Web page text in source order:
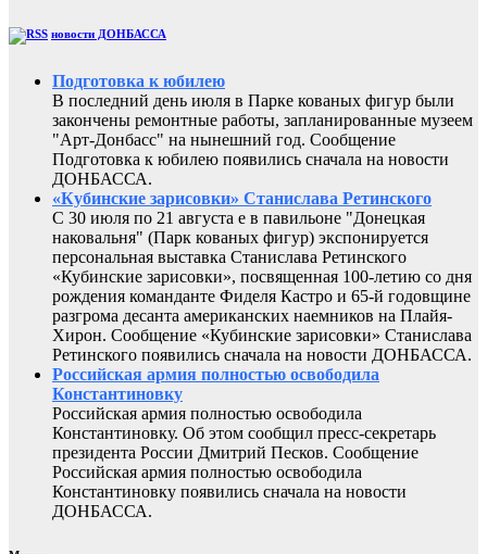
новости ДОНБАССА
Подготовка к юбилею
В последний день июля в Парке кованых фигур были
закончены ремонтные работы, запланированные музеем
"Арт-Донбасс" на нынешний год. Сообщение
Подготовка к юбилею появились сначала на новости
ДОНБАССА.
«Кубинские зарисовки» Станислава Ретинского
С 30 июля по 21 августа е в павильоне "Донецкая
наковальня" (Парк кованых фигур) экспонируется
персональная выставка Станислава Ретинского
«Кубинские зарисовки», посвященная 100-летию со дня
рождения команданте Фиделя Кастро и 65-й годовщине
разгрома десанта американских наемников на Плайя-
Хирон. Сообщение «Кубинские зарисовки» Станислава
Ретинского появились сначала на новости ДОНБАССА.
Российская армия полностью освободила
Константиновку
Российская армия полностью освободила
Константиновку. Об этом сообщил пресс-секретарь
президента России Дмитрий Песков. Сообщение
Российская армия полностью освободила
Константиновку появились сначала на новости
ДОНБАССА.